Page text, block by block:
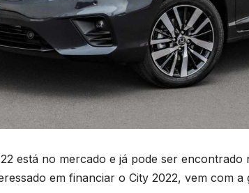
está no mercado e já pode ser
em financiar o City 2022, vem com a